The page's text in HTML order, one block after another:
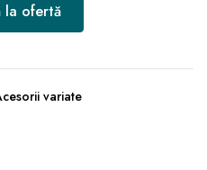
la ofertă
variate